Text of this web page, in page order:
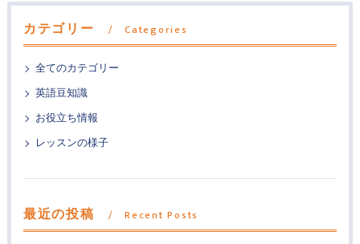
カテゴリー Categories
全てのカテゴリー
英語豆知識
お役立ち情報
レッスンの様子
最近の投稿 Recent Posts